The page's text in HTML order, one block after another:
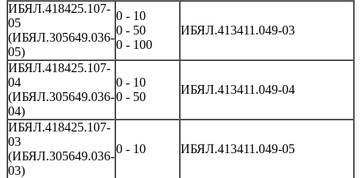
ИБЯЛ.418425.107-
05
(ИБЯЛ.305649.036-
05)
0 - 10
0 - 50
0 - 100
ИБЯЛ.413411.049-03
ИБЯЛ.418425.107-
04
(ИБЯЛ.305649.036-
04)
0 - 10
0 - 50
ИБЯЛ.413411.049-04
ИБЯЛ.418425.107-
03
(ИБЯЛ.305649.036-
03)
0 - 10 ИБЯЛ.413411.049-05